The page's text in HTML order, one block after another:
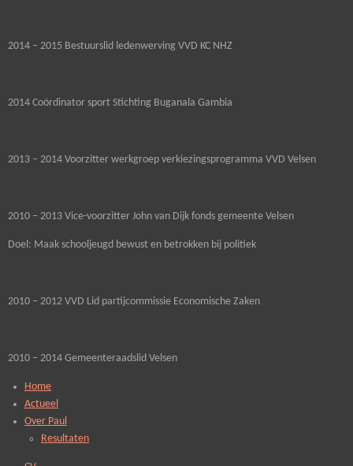
2014 – 2015 Bestuurslid ledenwerving VVD KC NHZ
2014 Coördinator sport Stichting Buganala Gambia
2013 – 2014 Voorzitter werkgroep verkiezingsprogramma VVD Velsen
2010 – 2013 Vice-voorzitter John van Dijk fonds gemeente Velsen
Doel: Maak schooljeugd bewust en betrokken bij politiek
2010 – 2012 VVD Lid partijcommissie Economische Zaken
2010 – 2014 Gemeenteraadslid Velsen
Home
Actueel
Over Paul
Resultaten